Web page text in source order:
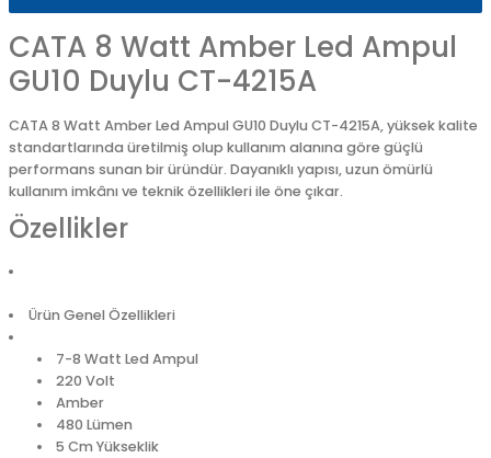
CATA 8 Watt Amber Led Ampul
GU10 Duylu CT-4215A
CATA 8 Watt Amber Led Ampul GU10 Duylu CT-4215A, yüksek kalite
standartlarında üretilmiş olup kullanım alanına göre güçlü
performans sunan bir üründür. Dayanıklı yapısı, uzun ömürlü
kullanım imkânı ve teknik özellikleri ile öne çıkar.
Özellikler
Ürün Genel Özellikleri
7-8 Watt Led Ampul
220 Volt
Amber
480 Lümen
5 Cm Yükseklik